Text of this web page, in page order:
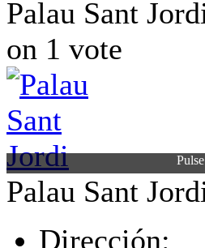
Palau Sant
on 1 vote
Palau Sant
Dirección: